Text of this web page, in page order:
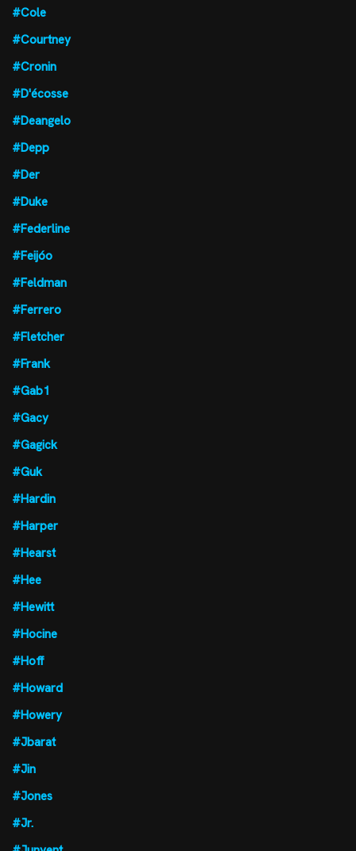
#Cole
#Courtney
#Cronin
#D'écosse
#Deangelo
#Depp
#Der
#Duke
#Federline
#Feijóo
#Feldman
#Ferrero
#Fletcher
#Frank
#Gab1
#Gacy
#Gagick
#Guk
#Hardin
#Harper
#Hearst
#Hee
#Hewitt
#Hocine
#Hoff
#Howard
#Howery
#Jbarat
#Jin
#Jones
#Jr.